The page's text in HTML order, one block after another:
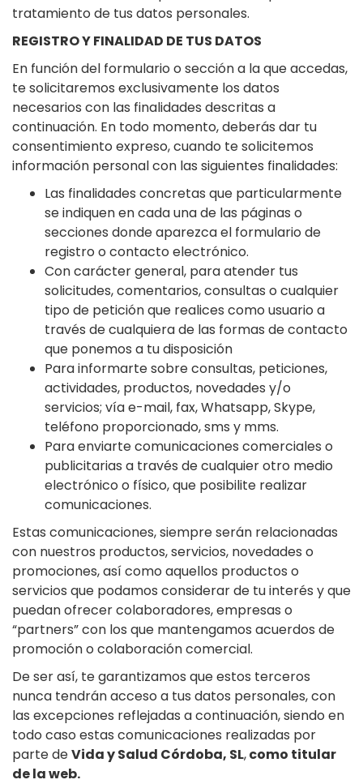
tratamiento de tus datos personales.
REGISTRO Y FINALIDAD DE TUS DATOS
En función del formulario o sección a la que accedas,
te solicitaremos exclusivamente los datos
necesarios con las finalidades descritas a
continuación. En todo momento, deberás dar tu
consentimiento expreso, cuando te solicitemos
información personal con las siguientes finalidades:
Las finalidades concretas que particularmente
se indiquen en cada una de las páginas o
secciones donde aparezca el formulario de
registro o contacto electrónico.
Con carácter general, para atender tus
solicitudes, comentarios, consultas o cualquier
tipo de petición que realices como usuario a
través de cualquiera de las formas de contacto
que ponemos a tu disposición
Para informarte sobre consultas, peticiones,
actividades, productos, novedades y/o
servicios; vía e-mail, fax, Whatsapp, Skype,
teléfono proporcionado, sms y mms.
Para enviarte comunicaciones comerciales o
publicitarias a través de cualquier otro medio
electrónico o físico, que posibilite realizar
comunicaciones.
Estas comunicaciones, siempre serán relacionadas
con nuestros productos, servicios, novedades o
promociones, así como aquellos productos o
servicios que podamos considerar de tu interés y que
puedan ofrecer colaboradores, empresas o
“partners” con los que mantengamos acuerdos de
promoción o colaboración comercial.
De ser así, te garantizamos que estos terceros
nunca tendrán acceso a tus datos personales, con
las excepciones reflejadas a continuación, siendo en
todo caso estas comunicaciones realizadas por
parte deVida y Salud Córdoba, SL,como titular
de la web.